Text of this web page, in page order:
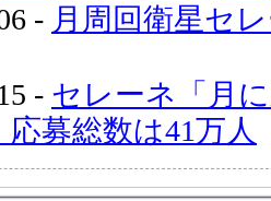
- 月周回衛星セ
- セレーネ「月
募総数は41万人